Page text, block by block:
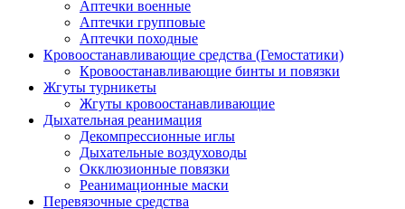
Аптечки военные
Аптечки групповые
Аптечки походные
Кровоостанавливающие средства (Гемостатики)
Кровоостанавливающие бинты и повязки
Жгуты турникеты
Жгуты кровоостанавливающие
Дыхательная реанимация
Декомпрессионные иглы
Дыхательные воздуховоды
Окклюзионные повязки
Реанимационные маски
Перевязочные средства